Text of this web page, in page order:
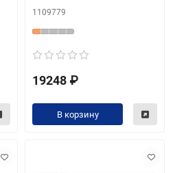
1109779
19248 ₽
В корзину